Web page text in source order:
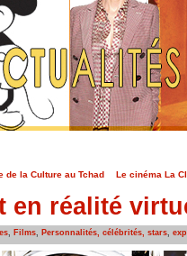
de la Culture au Tchad Le cinéma La
en réalité
, Films, Personnalités, célébrités, stars,